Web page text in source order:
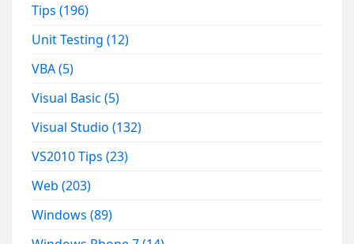
Tips(196)
Unit Testing(12)
VBA(5)
Visual Basic(5)
Visual Studio(132)
VS2010 Tips(23)
Web(203)
Windows(89)